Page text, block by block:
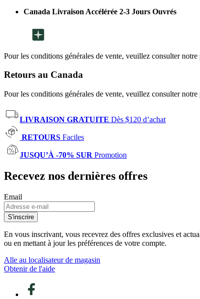
Canada Livraison Accélérée 2-3 Jours Ouvrés
Pour les conditions générales de vente, veuillez consulter
Retours au Canada
Pour les conditions générales de vente, veuillez consulter
LIVRAISON GRATUITE Dès $120 d’achat
RETOURS Faciles
JUSQU’À -70% SUR Promotion
Recevez nos dernières offres
Email
S'inscrire
En vous inscrivant, vous recevrez des offres exclusives et
ou en mettant à jour les préférences de votre compte.
Alle au localisateur de magasin
Obtenir de l'aide